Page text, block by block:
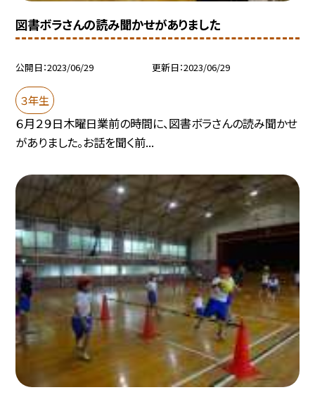
図書ボラさんの読み聞かせがありました
公開日 2023/06/29 更新日 2023/06/29
３年生
６月２９日木曜日業前の時間に、図書ボラさんの読み聞かせ
がありました。お話を聞く前...